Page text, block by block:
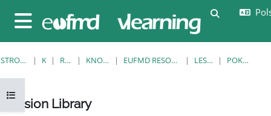
Panel boczny
Otwórz indeks kursu
STRONA GŁÓWNA RESOURCES KNOWLEDGE BANK EUFMD RESOURCES: CLINICAL DIAGNOSIS LESION LIBRARY POKAŻ POJEDYNCZO
Lesion Library